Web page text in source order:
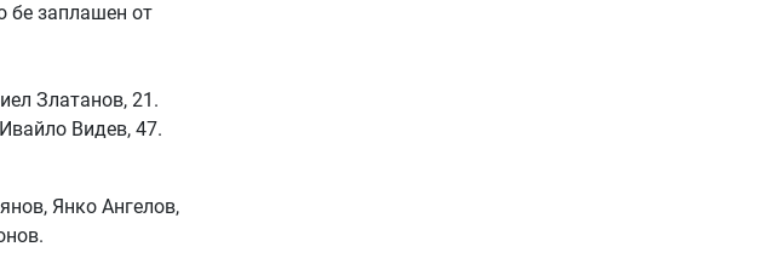
бе заплашен от
Златанов, 21.
Видев, 47.
Янко Ангелов,